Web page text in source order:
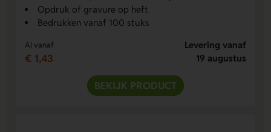
Opdruk of gravure op heft
Bedrukken vanaf 100 stuks
Al vanaf
€ 1,43
Levering vanaf
19 augustus
BEKIJK PRODUCT